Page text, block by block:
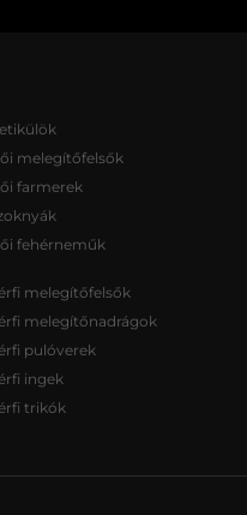
melegítőfelsők
farmerek
fehérneműk
melegítőfelsők
melegítőnadrágok
pulóverek
ingek
trikók